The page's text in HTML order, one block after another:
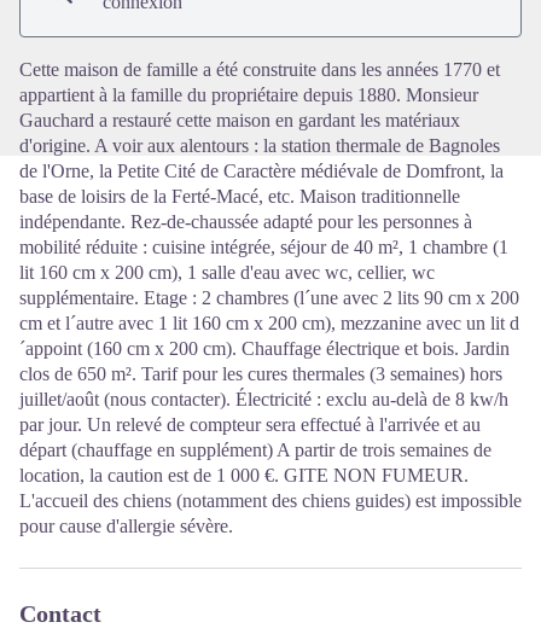
Cette maison de famille a été construite dans les années 1770 et
appartient à la famille du propriétaire depuis 1880. Monsieur
Gauchard a restauré cette maison en gardant les matériaux
d'origine. A voir aux alentours : la station thermale de Bagnoles
de l'Orne, la Petite Cité de Caractère médiévale de Domfront, la
base de loisirs de la Ferté-Macé, etc. Maison traditionnelle
indépendante. Rez-de-chaussée adapté pour les personnes à
mobilité réduite : cuisine intégrée, séjour de 40 m², 1 chambre (1
lit 160 cm x 200 cm), 1 salle d'eau avec wc, cellier, wc
supplémentaire. Etage : 2 chambres (l´une avec 2 lits 90 cm x 200
cm et l´autre avec 1 lit 160 cm x 200 cm), mezzanine avec un lit d
´appoint (160 cm x 200 cm). Chauffage électrique et bois. Jardin
clos de 650 m². Tarif pour les cures thermales (3 semaines) hors
juillet/août (nous contacter). Électricité : exclu au-delà de 8 kw/h
par jour. Un relevé de compteur sera effectué à l'arrivée et au
départ (chauffage en supplément) A partir de trois semaines de
location, la caution est de 1 000 €. GITE NON FUMEUR.
L'accueil des chiens (notamment des chiens guides) est impossible
pour cause d'allergie sévère.
Contact